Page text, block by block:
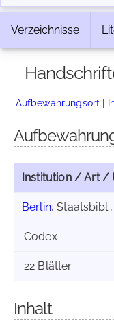
Verzeichnisse
Aufbewahrungsort |
Institution / Art /
Berlin, Staatsbibl.,
Codex
22 Blätter
Inhalt